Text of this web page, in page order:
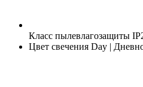
Класс пылевлагозащиты
Цвет свечения Day |